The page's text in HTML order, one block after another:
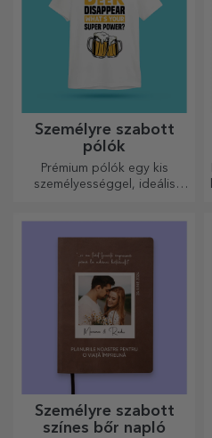
Személyre szabott
pólók
Prémium pólók egy kis
személyességgel, ideális
Személyre szabott
színes bőr napló